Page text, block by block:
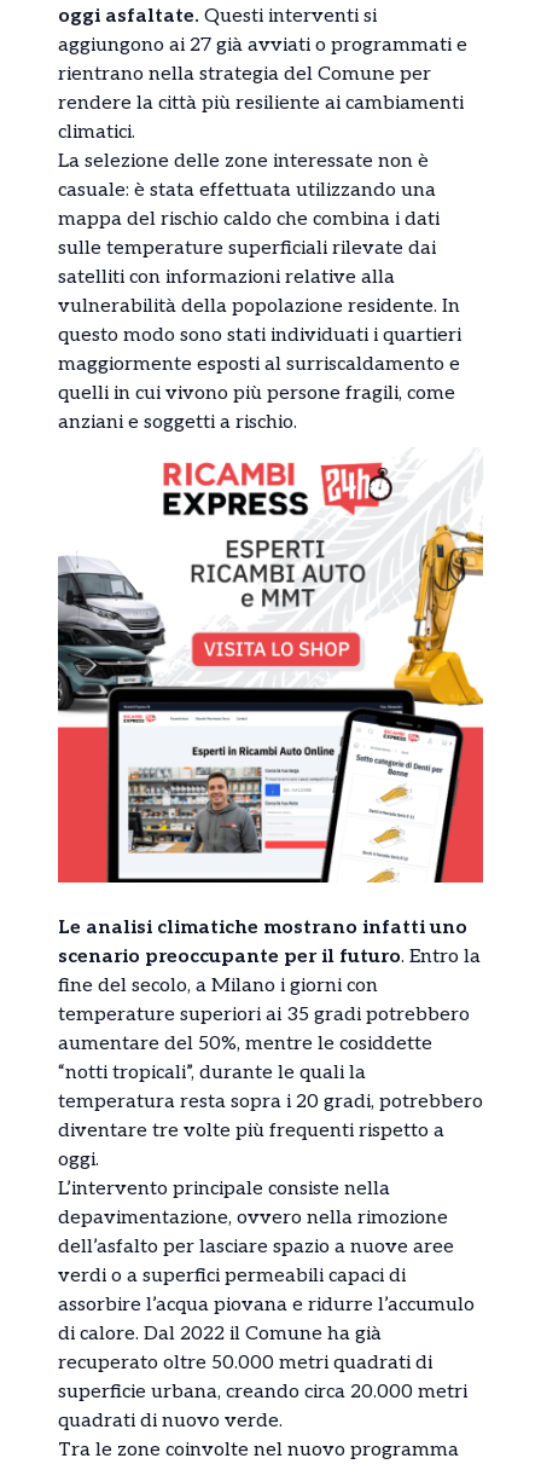
oggi asfaltate. Questi interventi si
aggiungono ai 27 già avviati o programmati e
rientrano nella strategia del Comune per
rendere la città più resiliente ai cambiamenti
climatici.
La selezione delle zone interessate non è
casuale: è stata effettuata utilizzando una
mappa del rischio caldo che combina i dati
sulle temperature superficiali rilevate dai
satelliti con informazioni relative alla
vulnerabilità della popolazione residente. In
questo modo sono stati individuati i quartieri
maggiormente esposti al surriscaldamento e
quelli in cui vivono più persone fragili, come
anziani e soggetti a rischio.
Le analisi climatiche mostrano infatti uno
scenario preoccupante per il futuro. Entro la
fine del secolo, a Milano i giorni con
temperature superiori ai 35 gradi potrebbero
aumentare del 50%, mentre le cosiddette
“notti tropicali”, durante le quali la
temperatura resta sopra i 20 gradi, potrebbero
diventare tre volte più frequenti rispetto a
oggi.
L’intervento principale consiste nella
depavimentazione, ovvero nella rimozione
dell’asfalto per lasciare spazio a nuove aree
verdi o a superfici permeabili capaci di
assorbire l’acqua piovana e ridurre l’accumulo
di calore. Dal 2022 il Comune ha già
recuperato oltre 50.000 metri quadrati di
superficie urbana, creando circa 20.000 metri
quadrati di nuovo verde.
Tra le zone coinvolte nel nuovo programma